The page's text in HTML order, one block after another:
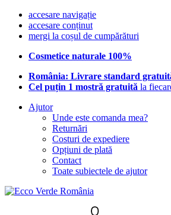
accesare navigație
accesare conținut
mergi la coșul de cumpărături
Cosmetice naturale 100%
România: Livrare standard
Cel puțin 1 mostră gratuită la
Ajutor
Unde este comanda mea?
Returnări
Costuri de expediere
Opțiuni de plată
Contact
Toate subiectele de ajutor